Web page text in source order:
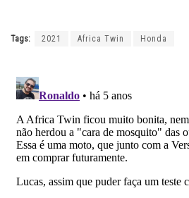
Tags: 2021 Africa Twin Honda